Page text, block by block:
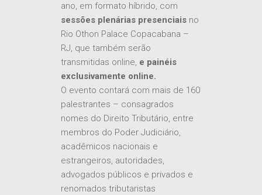
ano, em formato híbrido, com
sessões plenárias presenciais no
Rio Othon Palace Copacabana –
RJ, que também serão
transmitidas online, e painéis
exclusivamente online.
O evento contará com mais de 160
palestrantes – consagrados
nomes do Direito Tributário, entre
membros do Poder Judiciário,
acadêmicos nacionais e
estrangeiros, autoridades,
advogados públicos e privados e
renomados tributaristas